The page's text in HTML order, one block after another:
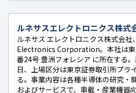
ルネサスエレクトロニクス株式
ルネサス エレクトロニクス株式会社
Electronics Corporation。本社は東
番24号 豊洲フォレシア に所在する
日、上場区分は東京証券取引所プラ
る。事業内容は各種半導体の研究・
およびサービスで、車載・産業機器